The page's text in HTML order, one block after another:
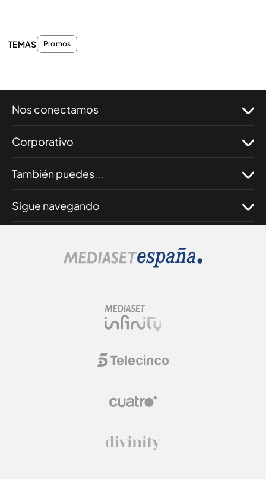
TEMAS Promos
Nos conectamos
Corporativo
También puedes...
Sigue navegando